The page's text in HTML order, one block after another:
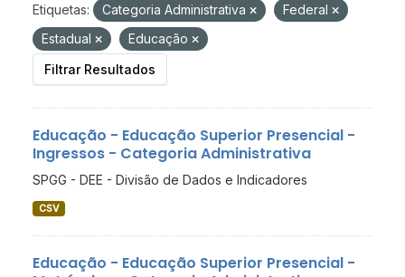
Etiquetas: Categoria Administrativa
Federal
Estadual
Educação
Filtrar Resultados
Educação - Educação Superior Presencial -
Ingressos - Categoria Administrativa
SPGG - DEE - Divisão de Dados e Indicadores
CSV
Educação - Educação Superior Presencial -